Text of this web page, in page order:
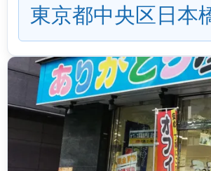
東京都中央区日本